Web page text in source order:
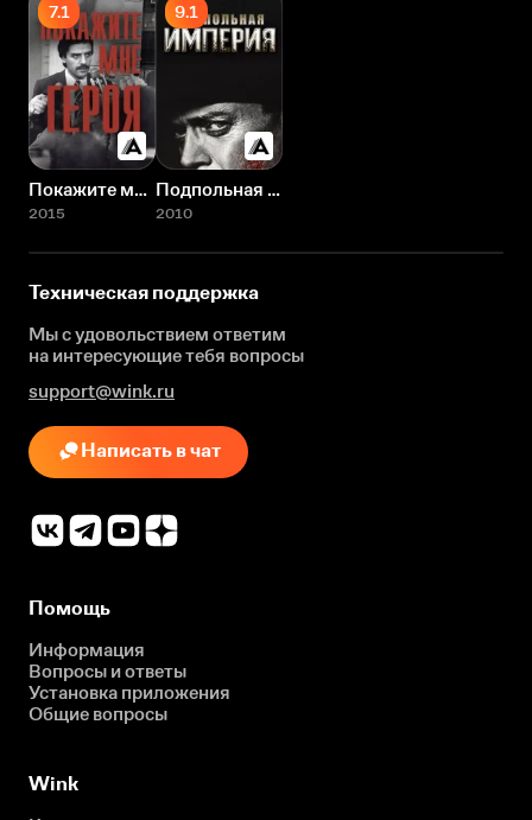
7.1
Покажите мне героя
2015
9.1
Подпольная империя
2010
Техническая поддержка
Мы с удовольствием ответим
на интересующиетебя вопросы
support@wink.ru
Написать в чат
Помощь
Информация
Вопросы и ответы
Установка приложения
Общие вопросы
Wink